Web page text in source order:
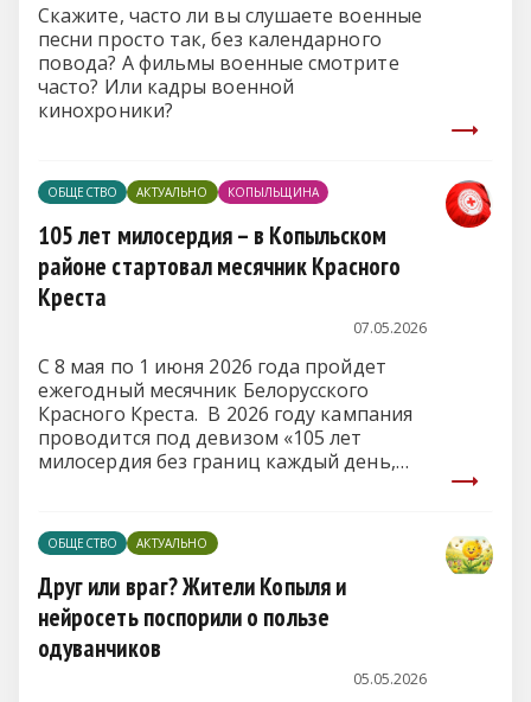
Скажите, часто ли вы слушаете военные
песни просто так, без календарного
повода? А фильмы военные смотрите
часто? Или кадры военной
кинохроники?
ОБЩЕСТВО АКТУАЛЬНО КОПЫЛЬЩИНА
105 лет милосердия – в Копыльском
районе стартовал месячник Красного
Креста
07.05.2026
С 8 мая по 1 июня 2026 года пройдет
ежегодный месячник Белорусского
Красного Креста. В 2026 году кампания
проводится под девизом «105 лет
милосердия без границ каждый день,
ОБЩЕСТВО АКТУАЛЬНО
Друг или враг? Жители Копыля и
нейросеть поспорили о пользе
одуванчиков
05.05.2026